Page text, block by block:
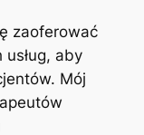
zaoferować
aby
Mój